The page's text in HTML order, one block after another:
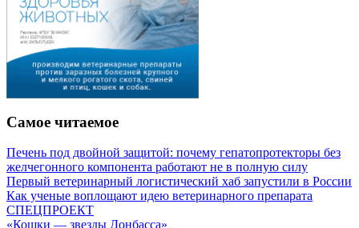
Самое читаемое
Печень под двойной защитой: почему гепатопротекторы без
желчегонного компонента работают не в полную силу
Первый ветеринарный логистический хаб запустили в России
Как ученые воплощают идею ветеринарного препарата
СПЕЦПРОЕКТ
«Кошки — звезды Донбасса»